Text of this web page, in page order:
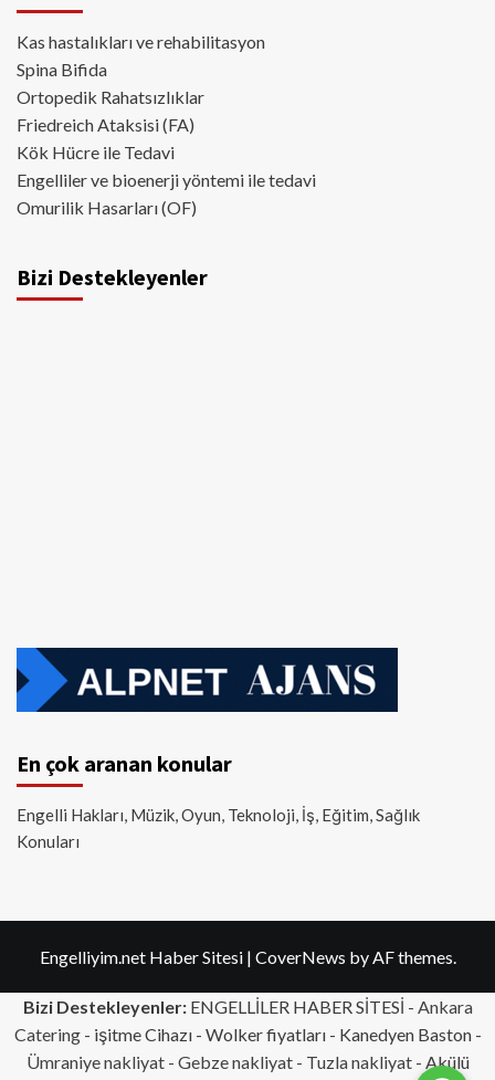
Kas hastalıkları ve rehabilitasyon
Spina Bifida
Ortopedik Rahatsızlıklar
Friedreich Ataksisi (FA)
Kök Hücre ile Tedavi
Engelliler ve bioenerji yöntemi ile tedavi
Omurilik Hasarları (OF)
Bizi Destekleyenler
En çok aranan konular
Engelli Hakları, Müzik, Oyun, Teknoloji, İş, Eğitim, Sağlık
Konuları
Engelliyim.net Haber Sitesi | CoverNews by AF themes.
Bizi Destekleyenler:ENGELLİLER HABER SİTESİ - Ankara
Catering- işitme Cihazı - Wolker fiyatları - Kanedyen Baston -
Ümraniye nakliyat- Gebze nakliyat- Tuzla nakliyat- Akülü